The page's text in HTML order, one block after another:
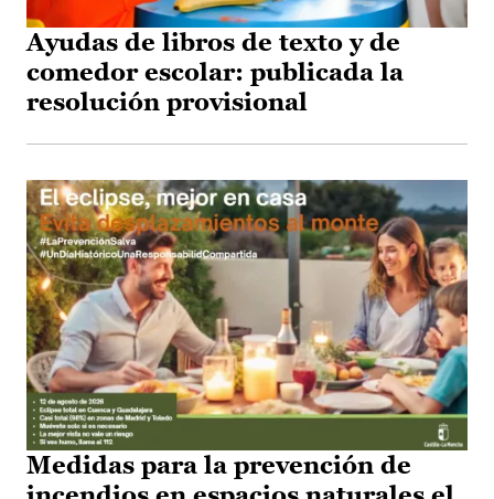
Ayudas de libros de texto y de
comedor escolar: publicada la
resolución provisional
Medidas para la prevención de